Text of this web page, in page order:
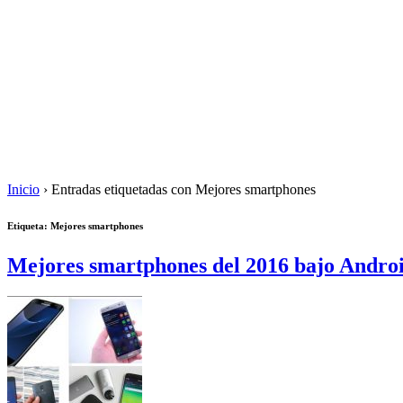
Inicio › Entradas etiquetadas con Mejores smartphones
Etiqueta: Mejores smartphones
Mejores smartphones del 2016 bajo